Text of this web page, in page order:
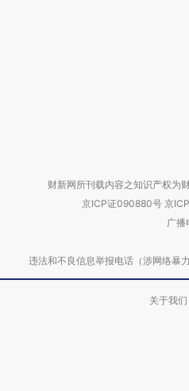
财新网所刊载内容之知识产权为
京ICP证090880号 京
广播
违法和不良信息举报电话（涉网络
关于我们